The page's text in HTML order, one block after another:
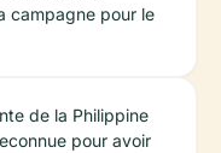
campagne pour le
de la Philippine
pour avoir